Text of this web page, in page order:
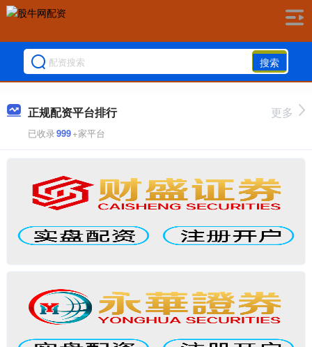
搜索
正规配资平台排行
已收录999+家平台
更多